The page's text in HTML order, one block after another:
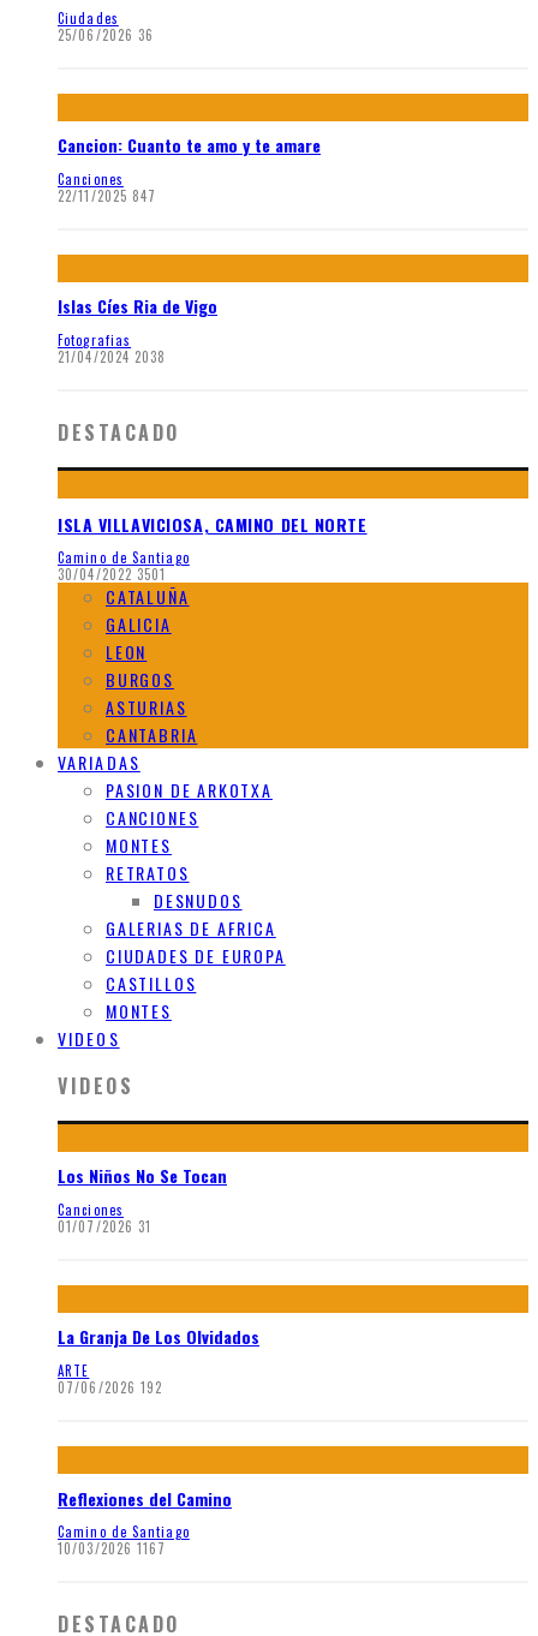
Ciudades
25/06/2026 36
Cancion: Cuanto te amo y te amare
Canciones
22/11/2025 847
Islas Cíes Ria de Vigo
Fotografias
21/04/2024 2038
DESTACADO
ISLA VILLAVICIOSA, CAMINO DEL NORTE
Camino de Santiago
30/04/2022 3501
CATALUÑA
GALICIA
LEON
BURGOS
ASTURIAS
CANTABRIA
VARIADAS
PASION DE ARKOTXA
CANCIONES
MONTES
RETRATOS
DESNUDOS
GALERIAS DE AFRICA
CIUDADES DE EUROPA
CASTILLOS
MONTES
VIDEOS
VIDEOS
Los Niños No Se Tocan
Canciones
01/07/2026 31
La Granja De Los Olvidados
ARTE
07/06/2026 192
Reflexiones del Camino
Camino de Santiago
10/03/2026 1167
DESTACADO